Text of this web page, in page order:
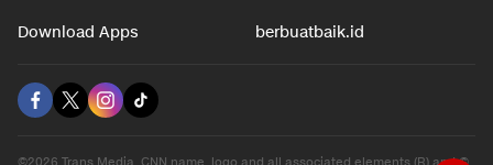
Download Apps berbuatbaik.id